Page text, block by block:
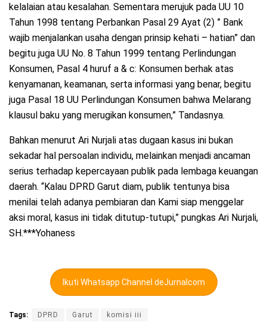
kelalaian atau kesalahan. Sementara merujuk pada UU 10
Tahun 1998 tentang Perbankan Pasal 29 Ayat (2) ” Bank
wajib menjalankan usaha dengan prinsip kehati – hatian” dan
begitu juga UU No. 8 Tahun 1999 tentang Perlindungan
Konsumen, Pasal 4 huruf a & c: Konsumen berhak atas
kenyamanan, keamanan, serta informasi yang benar, begitu
juga Pasal 18 UU Perlindungan Konsumen bahwa Melarang
klausul baku yang merugikan konsumen,” Tandasnya.
Bahkan menurut Ari Nurjali atas dugaan kasus ini bukan
sekadar hal persoalan individu, melainkan menjadi ancaman
serius terhadap kepercayaan publik pada lembaga keuangan
daerah. “Kalau DPRD Garut diam, publik tentunya bisa
menilai telah adanya pembiaran dan Kami siap menggelar
aksi moral, kasus ini tidak ditutup-tutupi,” pungkas Ari Nurjali,
SH.***Yohaness
Ikuti Whatsapp Channel deJurnalcom
Tags: DPRD Garut komisi iii